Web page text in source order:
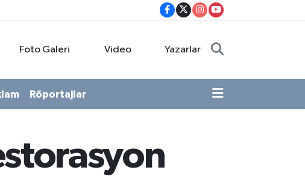
Foto Galeri Video Yazarlar
Röportajlar